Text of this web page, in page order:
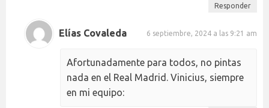
Responder
Elías Covaleda 6 septiembre, 2024 a las 9:21 am
Afortunadamente para todos, no pintas
nada en el Real Madrid. Vinicius, siempre
en mi equipo: